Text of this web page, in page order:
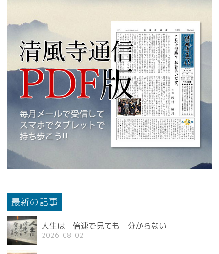
最新の記事
人生は 倍速で見ても 分からない
2026-08-02